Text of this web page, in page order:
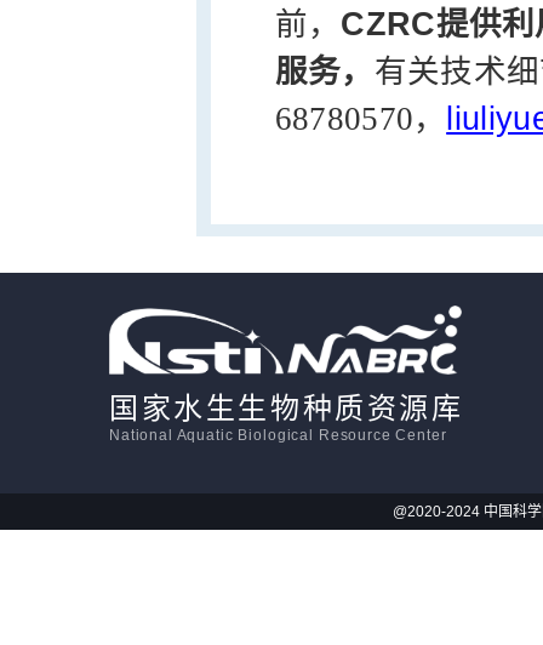
前， CZRC提供
服务， 有关技术
68780570，
国家水生生物种质资源库
National Aquatic Biological Resource Center
@2020-2024 中国科